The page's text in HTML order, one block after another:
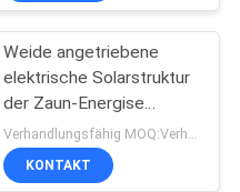
Weide angetriebene
elektrische Solarstruktur
der Zaun-Energise
Lithium-Ionbatterie-
12AH 3.2V 32700 der
Zellen 1S2P
KONTAKT